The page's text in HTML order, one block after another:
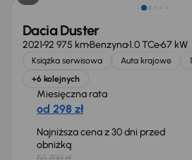
Dacia Duster
202192 975 kmBenzyna1.0 TCe67 kW
Książka serwisowa Auta krajowe
+6 kolejnych
Miesięczna rata
od 298 zł
Najniższa cena z 30 dni przed
obniżką
50 700 zł